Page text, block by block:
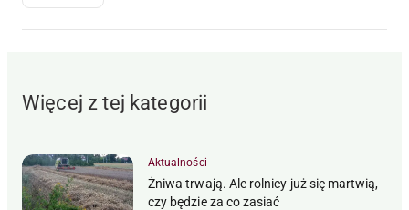
Więcej z tej kategorii
Aktualności
Żniwa trwają. Ale rolnicy już się martwią,
czy będzie za co zasiać